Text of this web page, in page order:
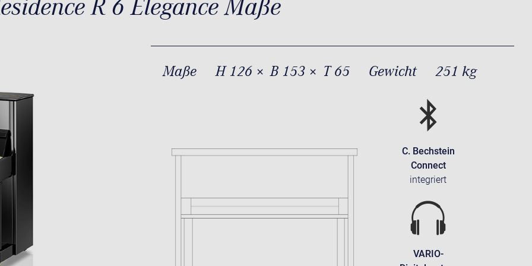
R 6 Elegance Maße
Maße H 126 × B 153 × T 65 Gewicht 251 kg
C. Bechstein
Connect
integriert
VARIO-